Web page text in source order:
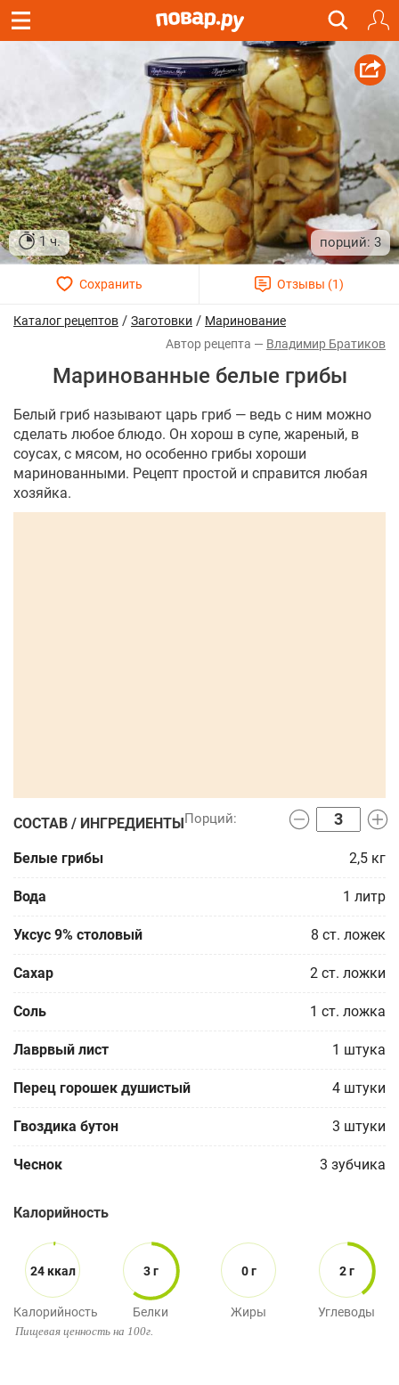
1 ч. 3
Каталог рецептов / Заготовки / Маринование
Владимир Братиков
Маринованные белые грибы
Белый гриб называют царь гриб — ведь с ним можно
сделать любое блюдо. Он хорош в супе, жареный, в
соусах, с мясом, но особенно грибы хороши
маринованными. Рецепт простой и справится любая
хозяйка.
СОСТАВ / ИНГРЕДИЕНТЫ
Белые грибы 2,5 кг
Вода 1 литр
Уксус 9% столовый 8 ст. ложек
Сахар 2 ст. ложки
Соль 1 ст. ложка
Лаврвый лист 1 штука
Перец горошек душистый 4 штуки
Гвоздика бутон 3 штуки
Чеснок 3 зубчика
Калорийность
24 ккал
Калорийность
3 г
Белки
0 г
Жиры
2 г
Углеводы
Пищевая ценность на 100г.